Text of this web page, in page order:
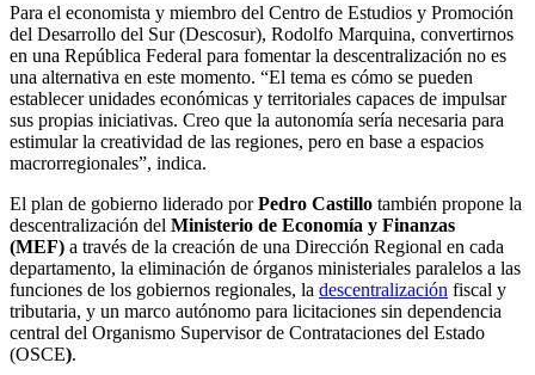
Para el economista y miembro del Centro de Estudios y Promoción
del Desarrollo del Sur (Descosur), Rodolfo Marquina, convertirnos
en una República Federal para fomentar la descentralización no es
una alternativa en este momento. “El tema es cómo se pueden
establecer unidades económicas y territoriales capaces de impulsar
sus propias iniciativas. Creo que la autonomía sería necesaria para
estimular la creatividad de las regiones, pero en base a espacios
macrorregionales”, indica.
El plan de gobierno liderado porPedro Castillo también propone la
descentralización del Ministerio de Economía y Finanzas
(MEF) a través de la creación de una Dirección Regional en cada
departamento, la eliminación de órganos ministeriales paralelos a las
funciones de los gobiernos regionales, la descentralización fiscal y
tributaria, y un marco autónomo para licitaciones sin dependencia
central del Organismo Supervisor de Contrataciones del Estado
(OSCE).